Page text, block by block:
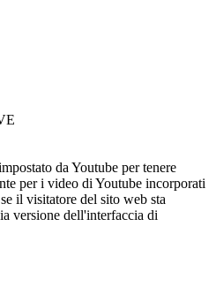
da Youtube per tenere
per i video di Youtube incorporati
il visitatore del sito web sta
versione dell'interfaccia di